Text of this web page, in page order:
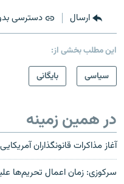
ارسال دسترسی
این مطلب بخشی از:
سیاسی
بایگانی
در همین زمینه
آغاز مذاکرات قانونگذاران
سركوزى: زمان اعمال تحريم‌ها